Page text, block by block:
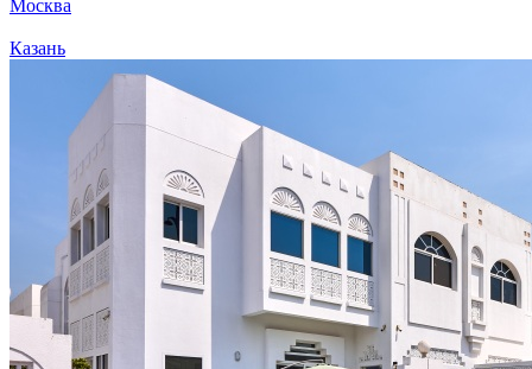
Москва
Казань